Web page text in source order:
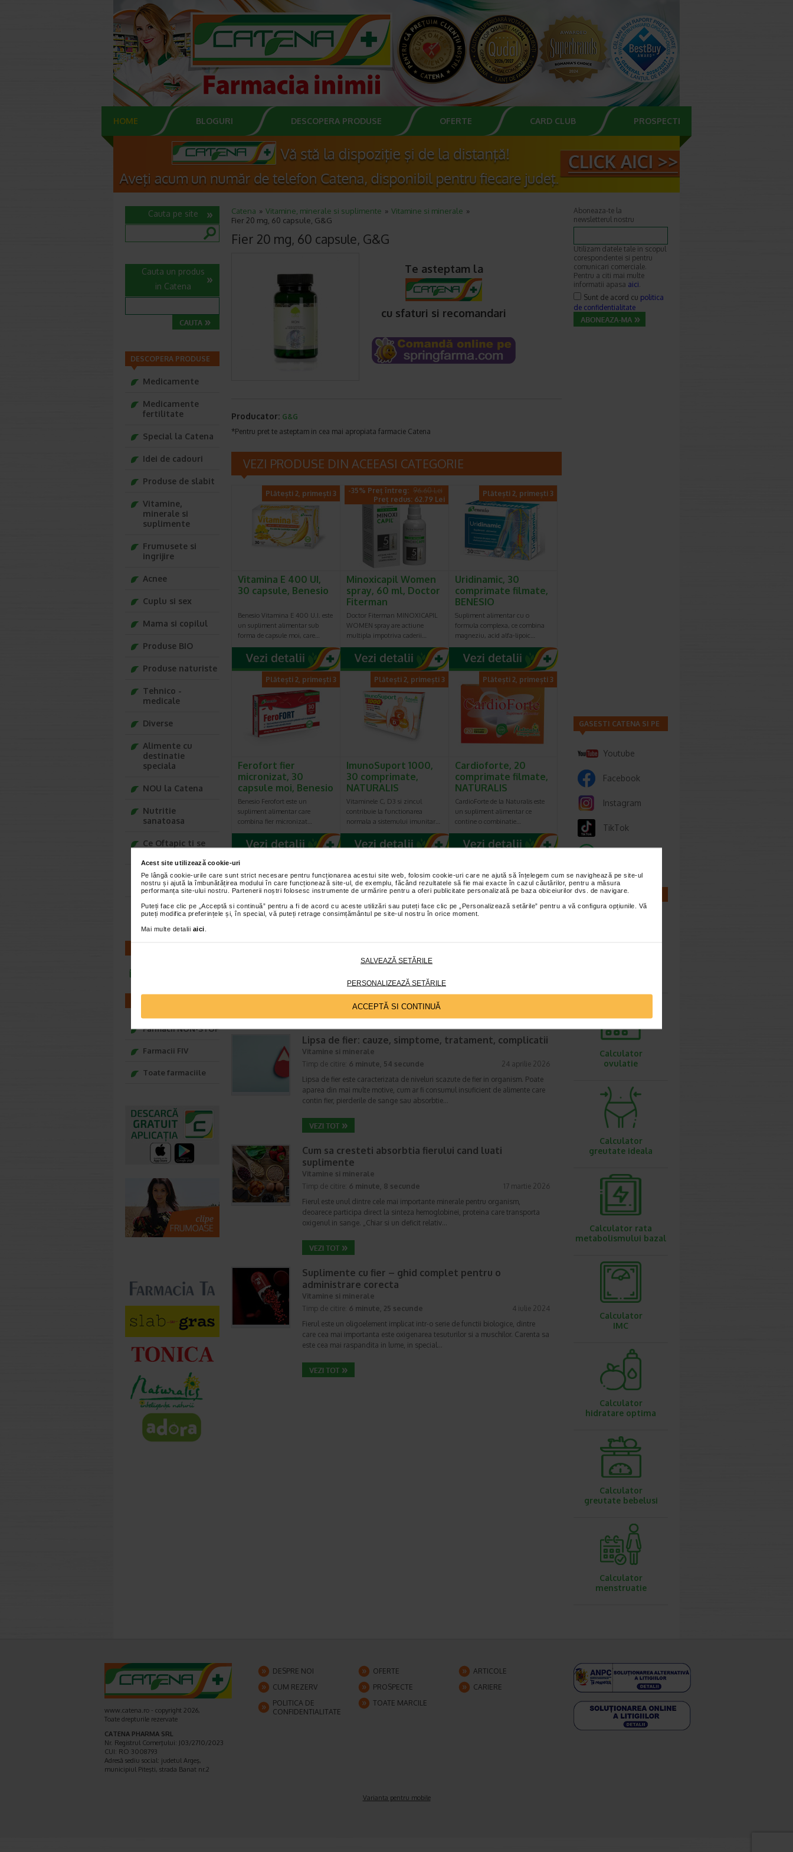
Acest site utilizează cookie-uri
Pe lângă cookie-urile care sunt strict necesare pentru funcționarea acestui site web, folosim cookie-uri care ne ajută să înțelegem cum se navighează pe site-ul
nostru și ajută la îmbunătățirea modului în care funcționează site-ul, de exemplu, făcând rezultatele să fie mai exacte în cazul căutărilor, pentru a măsura
performanța site-ului nostru. Partenerii noștri folosesc instrumente de urmărire pentru a oferi publicitate personalizată pe baza obiceiurilor dvs. de navigare.
Puteți face clic pe „Acceptă si continuă” pentru a fi de acord cu aceste utilizări sau puteți face clic pe „Personalizează setările” pentru a vă configura opțiunile. Vă
puteți modifica preferințele și, în special, vă puteți retrage consimțământul pe site-ul nostru în orice moment.
Mai multe detalii aici
SALVEAZĂ SETĂRILE
PERSONALIZEAZĂ SETĂRILE
ACCEPTĂ SI CONTINUĂ
HOME BLOGURI DESCOPERA PRODUSE OFERTE CARD CLUB PROSPECTE
Catena Vitamine, minerale si suplimente
Vitamine si minerale
Fier 20 mg, 60 capsule, G&G
Fier 20 mg, 60 capsule, G&G
Te asteptam la
cu sfaturi si recomandari
Producator: G&G
*Pentru pret te asteptam in cea mai apropiata farmacie Catena
VEZI PRODUSE DIN ACEEASI CATEGORIE
Plătești 2, primești 3
Vitamina E 400 UI,
30 capsule, Benesio
Benesio Vitamina E 400 U.I. este
un supliment alimentar sub
forma de capsule moi, care…
-35% Preț întreg: 96.60 Lei
Preț redus: 62.79 Lei
Minoxicapil Women
spray, 60 ml, Doctor
Fiterman
Doctor Fiterman MINOXICAPIL
WOMEN spray are actiune
multipla impotriva caderii…
Plătești 2, primești 3
Uridinamic, 30
comprimate filmate,
BENESIO
Supliment alimentar cu o
formula complexa, ce combina
magneziu, acid alfa-lipoic…
Plătești 2, primești 3
Ferofort fier
micronizat, 30
capsule moi, Benesio
Benesio Ferofort este un
supliment alimentar care
combina fier micronizat…
Plătești 2, primești 3
ImunoSuport 1000,
30 comprimate,
NATURALIS
Vitaminele C, D3 si zincul
contribuie la functionarea
normala a sistemului imunitar…
Plătești 2, primești 3
Cardioforte, 20
comprimate filmate,
NATURALIS
CardioForte de la Naturalis este
un supliment alimentar ce
contine o combinatie…
ARTICOLE RECOMANDATE
Alimente bogate in fier: recomandari si beneficii
incepeti sa faceti acest lucru, deoarece fierul este un oligomineral care se
Lipsa de fier: cauze, simptome, tratament, complicatii
Vitamine si minerale
Timp de citire: 6 minute, 54 secunde
24 aprilie 2026
Lipsa de fier este caracterizata de niveluri scazute de fier in organism. Poate
aparea din mai multe motive, cum ar fi consumul insuficient de alimente care
contin fier, pierderile de sange sau absorbtie…
Cum sa cresteti absorbtia fierului cand luati
suplimente
Vitamine si minerale
Timp de citire: 6 minute, 8 secunde
17 martie 2026
Fierul este unul dintre cele mai importante minerale pentru organism,
deoarece participa direct la sinteza hemoglobinei, proteina care transporta
oxigenul in sange. „Chiar si un deficit relativ…
Suplimente cu fier – ghid complet pentru o
administrare corecta
Vitamine si minerale
Timp de citire: 6 minute, 25 secunde
4 iulie 2024
Fierul este un oligoelement implicat intr-o serie de functii biologice, dintre
care cea mai importanta este oxigenarea tesuturilor si a muschilor. Carenta sa
este cea mai raspandita in lume, in special…
Cauta pe site
Cauta un produs
in Catena
DESCOPERA PRODUSE
Medicamente
Medicamente
fertilitate
Special la Catena
Idei de cadouri
Produse de slabit
Vitamine,
minerale si
suplimente
Frumusete si
ingrijire
Acnee
Cuplu si sex
Mama si copilul
Produse BIO
Produse naturiste
Tehnico -
medicale
Diverse
Alimente cu
destinatie
speciala
NOU la Catena
Nutritie
sanatoasa
Ce Oftapic ti se
Adora – Adorabili
din prima clipa
Seturi cadou
Baylis&Harding
Farmacii NON-STOP
Farmacii FIV
Toate farmaciile
Aboneaza-te la
newsletterul nostru
Utilizam datele tale in scopul
corespondentei si pentru
comunicari comerciale.
Pentru a citi mai multe
informatii apasa aici.
Sunt de acord cu politica
de confidentialitate
GASESTI CATENA SI PE
Youtube
Facebook
Instagram
TikTok
CALCULATOARE
Calculator
ovulatie
Calculator
greutate ideala
Calculator rata
metabolismului bazal
Calculator
IMC
Calculator
hidratare optima
Calculator
greutate bebelusi
Calculator
menstruatie
www.catena.ro - copyright 2026,
Toate drepturile rezervate
CATENA PHARMA SRL
Nr. Registrul Comerţului: J03/2710/2023
CUI: RO 3008793
Adresă sediu social: judetul Argeş,
municipiul Piteşti, strada Banat nr.2
DESPRE NOI OFERTE
ARTICOLE
CUM REZERV
PROSPECTE
CARIERE
POLITICA DE
CONFIDENTIALITATE
TOATE MARCILE
Varianta pentru mobile